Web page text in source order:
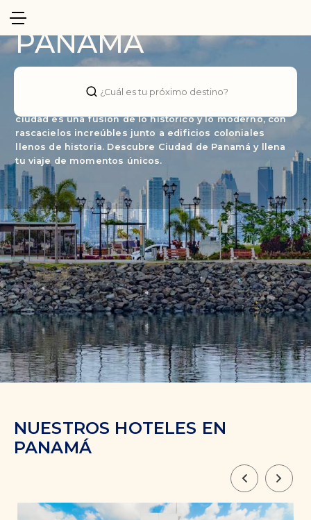
¿Cuál es tu próximo destino?
PANAMÁ
ciudad en constante crecimiento y desarrollo llena de
ciudad es una fusión de lo histórico y lo moderno, con
rascacielos increúbles junto a edificios coloniales
llenos de historia. Descubre Ciudad de Panamá y llena
tu viaje de momentos únicos.
NUESTROS HOTELES EN
PANAMÁ